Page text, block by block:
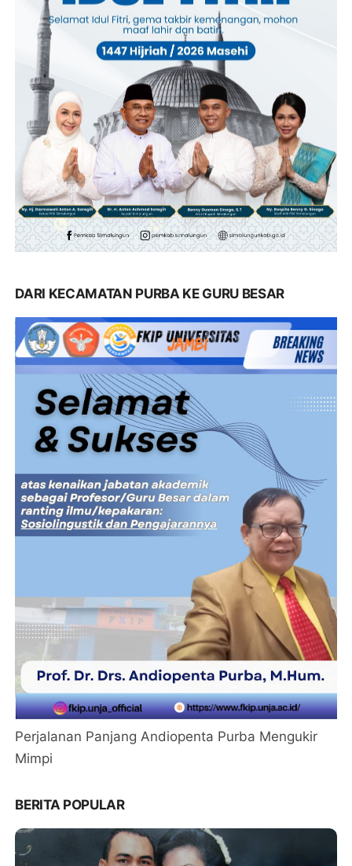
DARI KECAMATAN PURBA KE GURU BESAR
Perjalanan Panjang Andiopenta Purba Mengukir
Mimpi
BERITA POPULAR